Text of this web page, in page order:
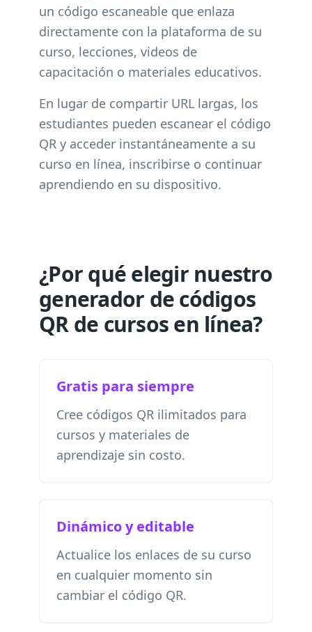
un código escaneable que enlaza
directamente con la plataforma de su
curso, lecciones, videos de
capacitación o materiales educativos.
En lugar de compartir URL largas, los
estudiantes pueden escanear el código
QR y acceder instantáneamente a su
curso en línea, inscribirse o continuar
aprendiendo en su dispositivo.
¿Por qué elegir nuestro
generador de códigos
QR de cursos en línea?
Gratis para siempre
Cree códigos QR ilimitados para
cursos y materiales de
aprendizaje sin costo.
Dinámico y editable
Actualice los enlaces de su curso
en cualquier momento sin
cambiar el código QR.